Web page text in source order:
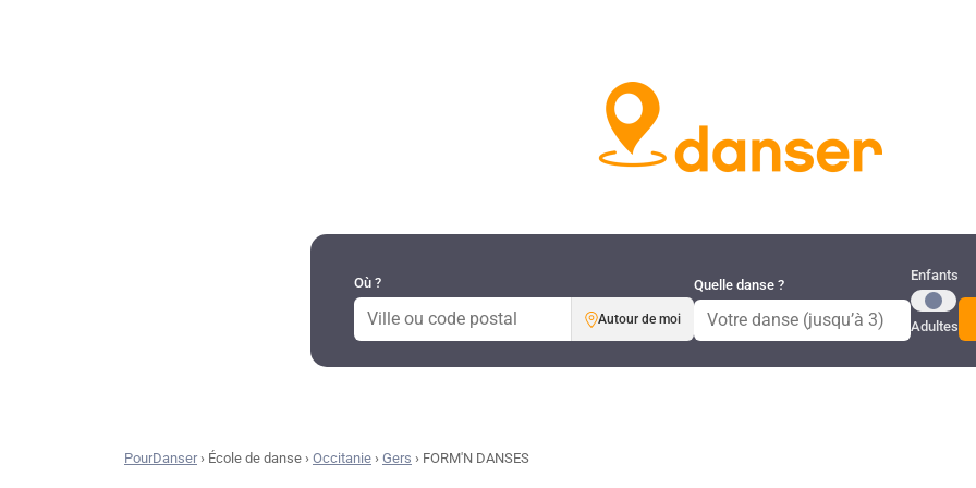
Où ?
Autour de moi
Quelle danse ?
Enfants
Adultes
PourDanser› École de danse › Occitanie › Gers › FORM'N DANSES